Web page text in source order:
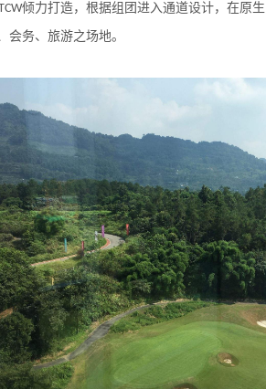
倾力打造，根据组团进入通道设计，在原
务、旅游之场地。